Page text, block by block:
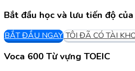
Bắt đầu học và lưu tiến độ
BẮT ĐẦU NGAY TÔI ĐÃ CÓ TÀI
Voca 600 Từ vựng TOEIC